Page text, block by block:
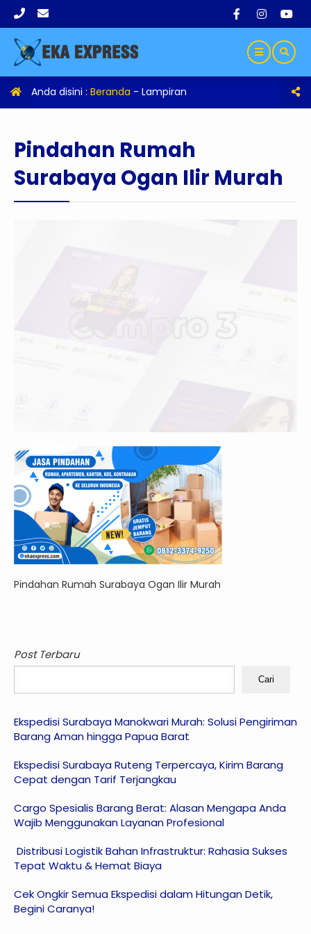
Anda disini : Beranda - Lampiran
Pindahan Rumah
Surabaya Ogan Ilir Murah
Pindahan Rumah Surabaya Ogan Ilir Murah
Post Terbaru
Cari
Ekspedisi Surabaya Manokwari Murah: Solusi Pengiriman
Barang Aman hingga Papua Barat
Ekspedisi Surabaya Ruteng Terpercaya, Kirim Barang
Cepat dengan Tarif Terjangkau
Cargo Spesialis Barang Berat: Alasan Mengapa Anda
Wajib Menggunakan Layanan Profesional
Distribusi Logistik Bahan Infrastruktur: Rahasia Sukses
Tepat Waktu & Hemat Biaya
Cek Ongkir Semua Ekspedisi dalam Hitungan Detik,
Begini Caranya!